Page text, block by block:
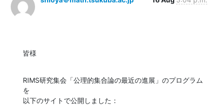
皆様
RIMS研究集会「公理的集合論の最近の進展」のプログラム
を
以下のサイトで公開しました：